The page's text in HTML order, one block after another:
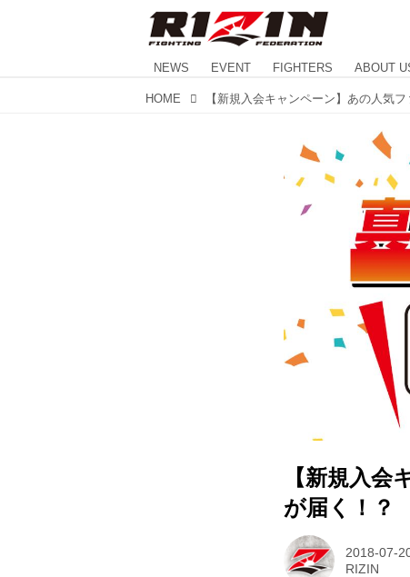
NEWS EVENT FIGHTERS ABOUT
HOME
【新規入
が届く！？
2018-07-
RIZIN